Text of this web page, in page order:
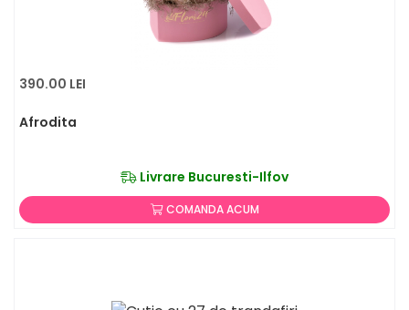
390.00 LEI
Afrodita
Livrare Bucuresti-Ilfov
COMANDA ACUM